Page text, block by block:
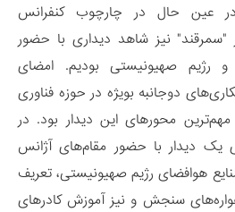
عین حال در چارچوب کنفرانس
"سمرقند" نیز شاهد دیداری با حضور
و رژیم صهیونیستی بودیم. امضای
دوجانبه بویژه در حوزه فناوری
محورهای این دیدار بود. در
یک دیدار با حضور مقام‌های آژانس
هوافضای رژیم صهیونیستی، تعریف
سنجش و نیز آموزش کادرهای